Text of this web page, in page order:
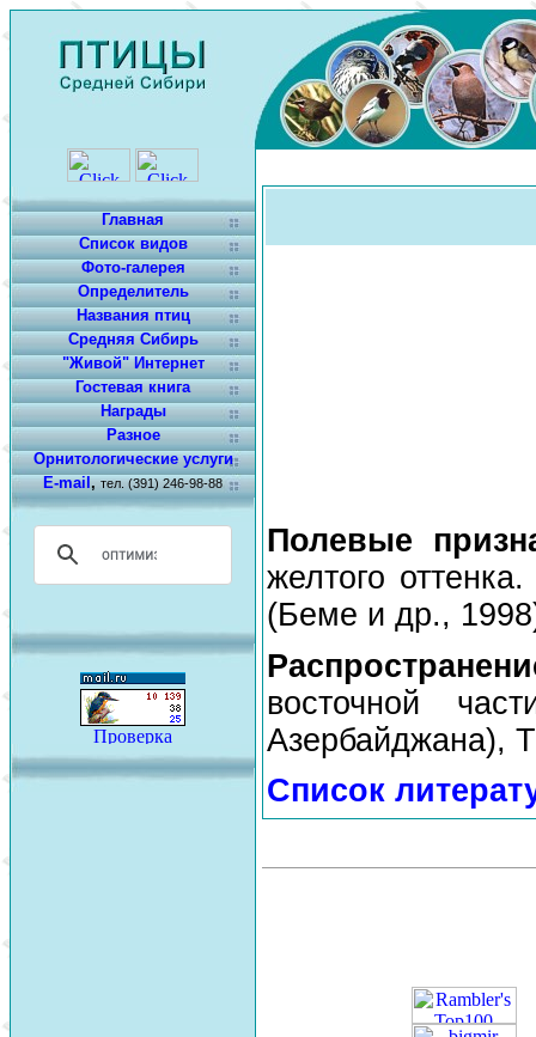
Главная
Список видов
Фото-галерея
Определитель
Названия птиц
Средняя Сибирь
"Живой" Интернет
Гостевая книга
Награды
Разное
Орнитологические услуги
E-mail,тел. (391) 246-98-88
Полевые
желтого
(Беме и др.,
восточной
Азербайджана),
Список